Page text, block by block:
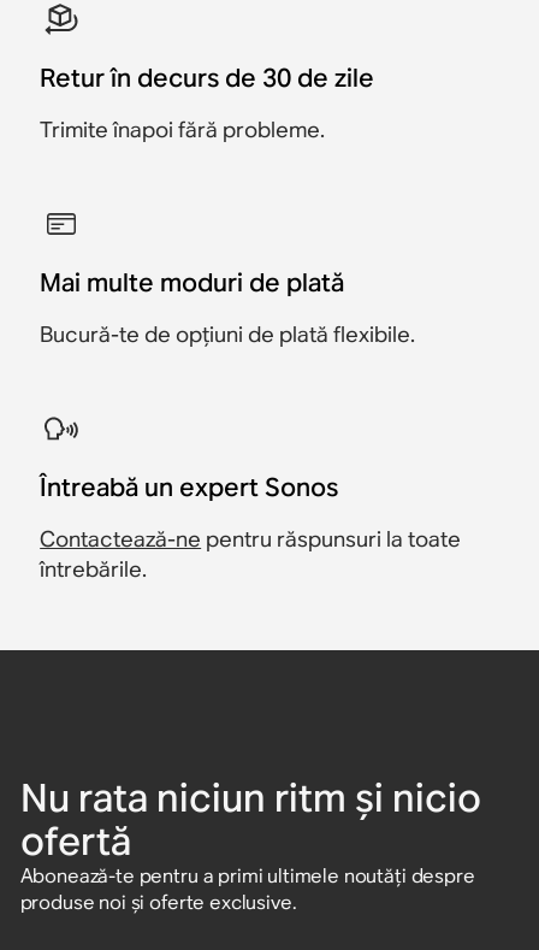
Retur în decurs de 30 de zile
Trimite înapoi fără probleme.
Mai multe moduri de plată
Bucură-te de opțiuni de plată flexibile.
Întreabă un expert Sonos
Contactează-ne pentru răspunsuri la toate
întrebările.
Nu rata niciun ritm și nicio
ofertă
Abonează-te pentru a primi ultimele noutăți despre
produse noi și oferte exclusive.